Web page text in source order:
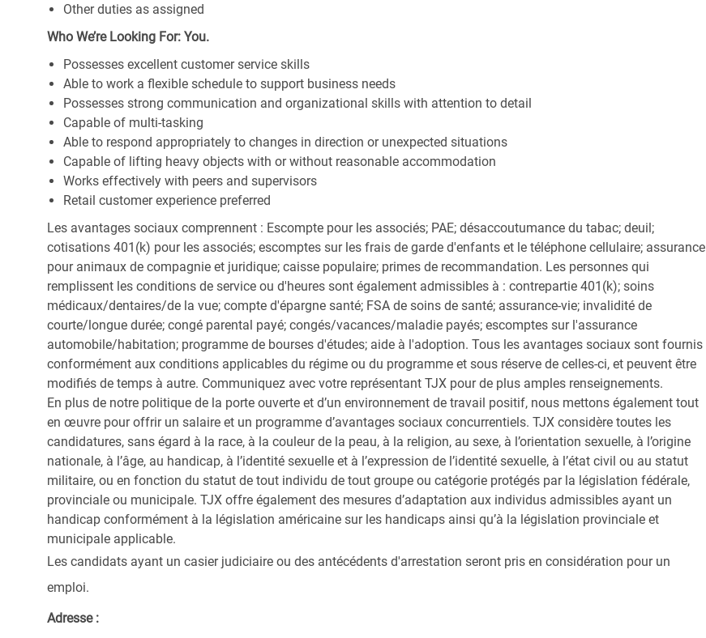
Other duties as assigned
Who We’re Looking For: You.
Possesses excellent customer service skills
Able to work a flexible schedule to support business needs
Possesses strong communication and organizational skills with attention to detail
Capable of multi-tasking
Able to respond appropriately to changes in direction or unexpected situations
Capable of lifting heavy objects with or without reasonable accommodation
Works effectively with peers and supervisors
Retail customer experience preferred
Les avantages sociaux comprennent : Escompte pour les associés; PAE; désaccoutumance du tabac; deuil;
cotisations 401(k) pour les associés; escomptes sur les frais de garde d'enfants et le téléphone cellulaire; assurance
pour animaux de compagnie et juridique; caisse populaire; primes de recommandation. Les personnes qui
remplissent les conditions de service ou d'heures sont également admissibles à : contrepartie 401(k); soins
médicaux/dentaires/de la vue; compte d'épargne santé; FSA de soins de santé; assurance-vie; invalidité de
courte/longue durée; congé parental payé; congés/vacances/maladie payés; escomptes sur l'assurance
automobile/habitation; programme de bourses d'études; aide à l'adoption. Tous les avantages sociaux sont fournis
conformément aux conditions applicables du régime ou du programme et sous réserve de celles-ci, et peuvent être
modifiés de temps à autre. Communiquez avec votre représentant TJX pour de plus amples renseignements.
En plus de notre politique de la porte ouverte et d’un environnement de travail positif, nous mettons également tout
en œuvre pour offrir un salaire et un programme d’avantages sociaux concurrentiels. TJX considère toutes les
candidatures, sans égard à la race, à la couleur de la peau, à la religion, au sexe, à l’orientation sexuelle, à l’origine
nationale, à l’âge, au handicap, à l’identité sexuelle et à l’expression de l’identité sexuelle, à l’état civil ou au statut
militaire, ou en fonction du statut de tout individu de tout groupe ou catégorie protégés par la législation fédérale,
provinciale ou municipale. TJX offre également des mesures d’adaptation aux individus admissibles ayant un
handicap conformément à la législation américaine sur les handicaps ainsi qu’à la législation provinciale et
municipale applicable.
Les candidats ayant un casier judiciaire ou des antécédents d'arrestation seront pris en considération pour un
emploi.
Adresse :